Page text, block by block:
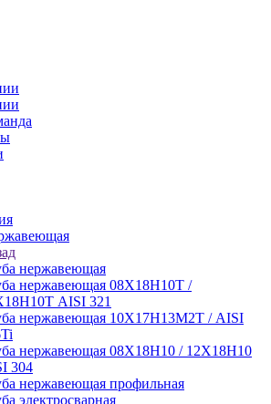
нержавеющая
нержавеющая 08Х18Н10Т /
AISI 321
нержавеющая 10Х17Н13М2Т / AISI
нержавеющая 08Х18Н10 / 12Х18Н10
304
нержавеющая профильная
электросварная